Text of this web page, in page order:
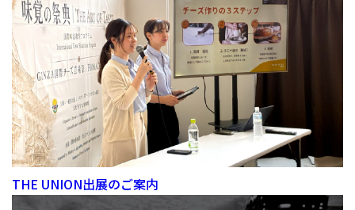
THE UNION出展のご案内